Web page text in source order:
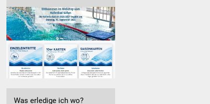
Was erledige ich wo?